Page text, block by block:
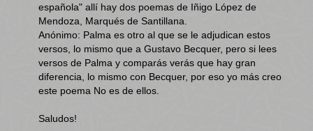
española" allí hay dos poemas de Iñigo López de
Mendoza, Marqués de Santillana.
Anónimo: Palma es otro al que se le adjudican estos
versos, lo mismo que a Gustavo Becquer, pero si lees
versos de Palma y comparás verás que hay gran
diferencia, lo mismo con Becquer, por eso yo más creo
este poema No es de ellos.
Saludos!